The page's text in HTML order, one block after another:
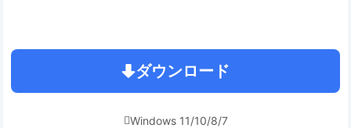
ダウンロード
Windows 11/10/8/7